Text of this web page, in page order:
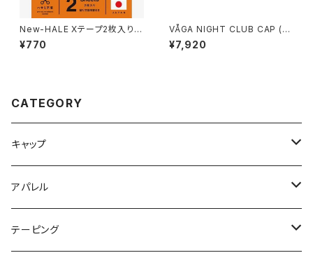
New-HALE Xテープ2枚入り
ホワイト
¥770
VÅGA NIGHT CLUB CAP (B
LACK / GREY)
¥7,920
CATEGORY
キャップ
NIGHT CLUB CAP
CLUB CAP
アパレル
ネックウォーマー
テーピング